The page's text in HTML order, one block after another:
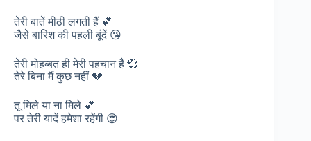
तेरी बातें मीठी लगती हैं 💕
जैसे बारिश की पहली बूंदें 😘
तेरी मोहब्बत ही मेरी पहचान है 💞
तेरे बिना मैं कुछ नहीं 💔
तू मिले या ना मिले 💕
पर तेरी यादें हमेशा रहेंगी 😍